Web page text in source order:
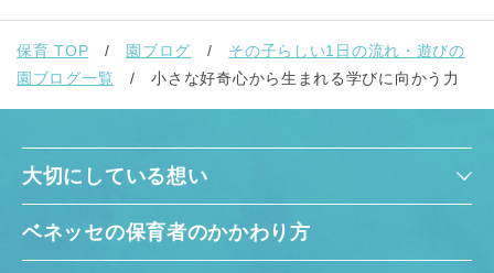
保育 TOP 園ブログ
その子らしい1日の流れ・遊びの
園ブログ一覧
小さな好奇心から生まれる学びに向かう力
大切にしている想い
ベネッセの保育者のかかわり方